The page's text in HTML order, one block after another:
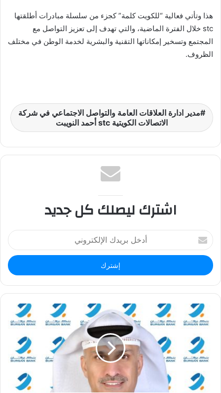
هذا وتأتي فعالية “للكويت كلمة” كجزء من سلسلة مبادرات أطلقتها
stc خلال الفترة الماضية، والتي تهدف إلى تعزيز التواصل مع
المجتمع وتسخير إمكاناتها التقنية والبشرية لخدمة الوطن في مختلف
الظروف.
مدير ادارة العلاقات العامة والتواصل الاجتماعي في شركة
الاتصالات الكويتية stc أحمد النويبت
اشترك ليصلك كل جديد
أ
د
خ
ل
ر